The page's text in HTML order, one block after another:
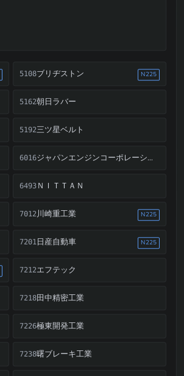
5108ブリヂストン N225
5162朝日ラバー
5192三ツ星ベルト
6016 ジャパンエンジンコーポレーション
6493ＮＩＴＴＡＮ
7012川崎重工業 N225
7201日産自動車 N225
7212エフテック
7218田中精密工業
7226極東開発工業
7238曙ブレーキ工業